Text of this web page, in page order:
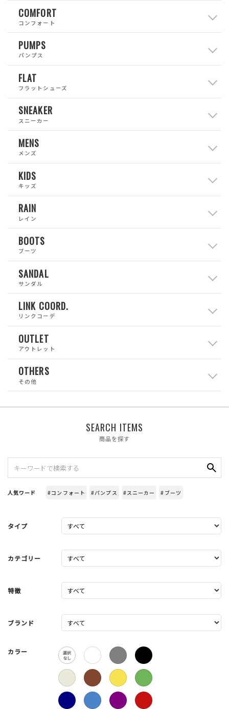
COMFORT
コンフォート
PUMPS
パンプス
FLAT
フラットシューズ
SNEAKER
スニーカー
MENS
メンズ
KIDS
キッズ
RAIN
レイン
BOOTS
ブーツ
SANDAL
サンダル
LINK COORD.
リンクコーデ
OUTLET
アウトレット
OTHERS
その他
SEARCH ITEMS
商品を探す
人気ワード #コンフォート #パンプス #スニーカー #ブーツ
タイプ
カテゴリー
特徴
ブランド
カラー